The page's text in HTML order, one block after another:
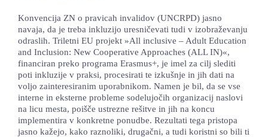
KNJIŽNICA
60-LETNICA
Konvencija ZN o pravicah invalidov (UNCRPD) jasno
navaja, da je treba inkluzijo uresničevati tudi v izobraževanju
odraslih. Triletni EU projekt »All inclusive – Adult Education
and Inclusion: New Cooperative Approaches (ALL IN)«,
financiran preko programa Erasmus+, je imel za cilj slediti
poti inkluzije v praksi, procesirati te izkušnje in jih dati na
voljo zainteresiranim uporabnikom. Namen je bil, da se vse
interne in eksterne probleme sodelujočih organizacij naslovi
na licu mesta, poišče ustrezne rešitve in jih na koncu
implementira v konkretne ponudbe. Rezultati tega pristopa
jasno kažejo, kako raznoliki, drugačni, a tudi koristni so bili ti